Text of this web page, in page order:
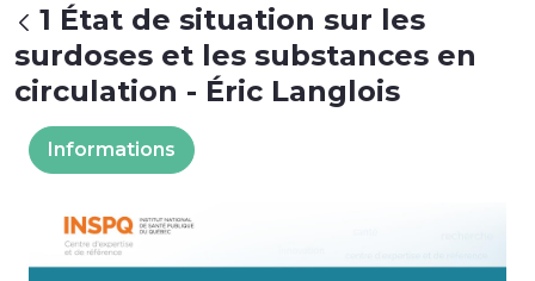
Retour
1 État de situation sur les
surdoses et les substances en
circulation - Éric Langlois
Informations